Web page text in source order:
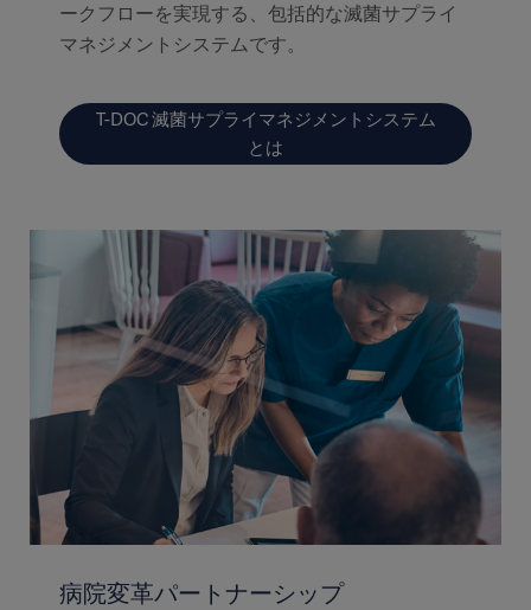
ークフローを実現する、包括的な滅菌サプライ
マネジメントシステムです。
T-DOC 滅菌サプライマネジメントシステム
とは
病院変革パートナーシップ